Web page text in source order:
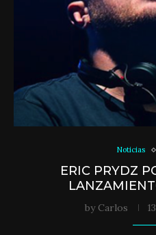
Noticias
ERIC PRYDZ
by Carlos